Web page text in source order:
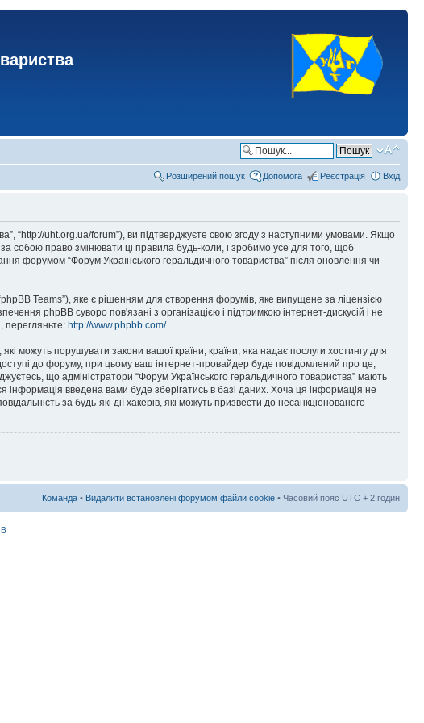
Розширений пошук Допомога Реєстрація Вхід
“http://uht.org.ua/forum”), ви підтверджуєте свою згоду з наступними умовами. Якщо
собою право змінювати ці правила будь-коли, і зробимо усе для того, щоб
форумом “Форум Українського геральдичного товариства” після оновлення чи
Teams”), яке є рішенням для створення форумів, яке випущене за ліцензією
phpBB суворо пов'язані з організацією і підтримкою інтернет-дискусій і не
перегляньте: http://www.phpbb.com/.
можуть порушувати закони вашої країни, країни, яка надає послуги хостингу для
до форуму, при цьому ваш інтернет-провайдер буде повідомлений про це,
що адміністратори “Форум Українського геральдичного товариства” мають
введена вами буде зберігатись в базі даних. Хоча ця інформація не
за будь-які дії хакерів, які можуть призвести до несанкціонованого
Команда • Видалити встановлені форумом файли cookie • Часовий пояс UTC + 2 годин